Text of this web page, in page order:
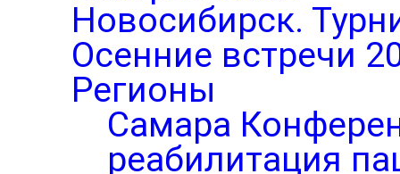
Новосибирск.
Осенние встречи
Регионы
Самара
реабилитация